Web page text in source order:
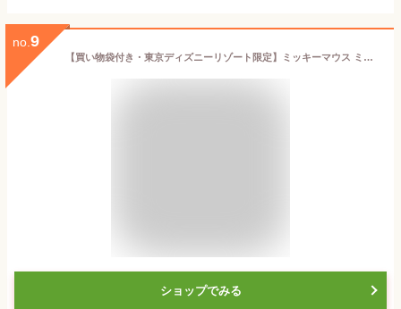
no. 9
【買い物袋付き・東京ディズニーリゾート限定】ミッキーマウス ミニーマウス ハート缶入りチョコレート お菓子 お土産 プレゼント ディズニー グッズ
ショップでみる